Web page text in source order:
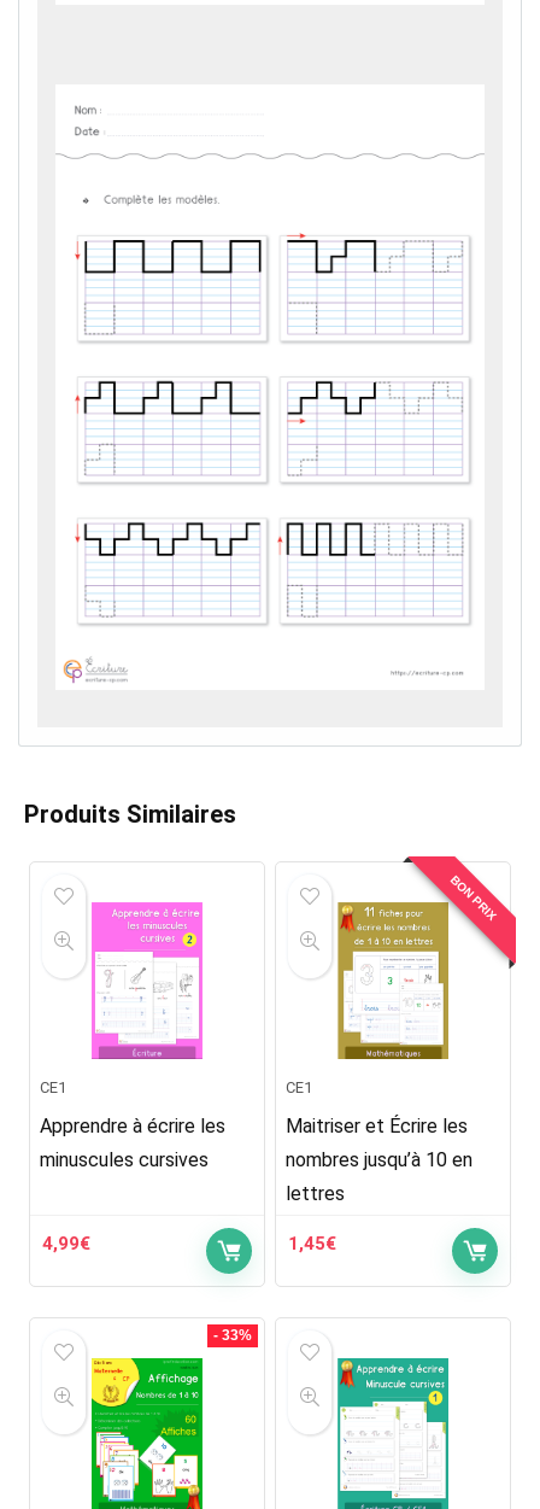
Produits Similaires
CE1
Apprendre à écrire les
minuscules cursives
4,99€
BON PRIX
CE1
Maitriser et Écrire les
nombres jusqu’à 10 en
lettres
1,45€
- 33%